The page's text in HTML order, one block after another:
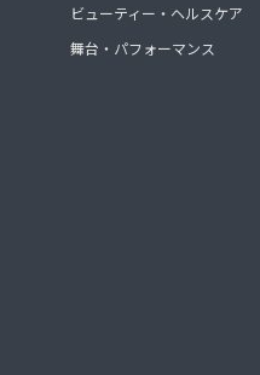
ビューティー・ヘルスケア
舞台・パフォーマンス